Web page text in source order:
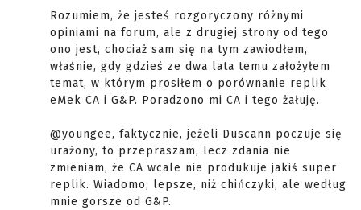
Rozumiem, że jesteś rozgoryczony różnymi
opiniami na forum, ale z drugiej strony od tego
ono jest, chociaż sam się na tym zawiodłem,
właśnie, gdy gdzieś ze dwa lata temu założyłem
temat, w którym prosiłem o porównanie replik
eMek CA i G&P. Poradzono mi CA i tego żałuję.
@youngee, faktycznie, jeżeli Duscann poczuje się
urażony, to przepraszam, lecz zdania nie
zmieniam, że CA wcale nie produkuje jakiś super
replik. Wiadomo, lepsze, niż chińczyki, ale według
mnie gorsze od G&P.